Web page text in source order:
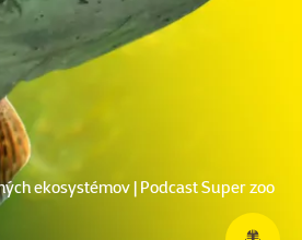
ekosystémov | Podcast Super zoo